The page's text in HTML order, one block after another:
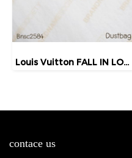
Louis Vuitton FALL IN LOVE EARRINGS GOLD
contace us